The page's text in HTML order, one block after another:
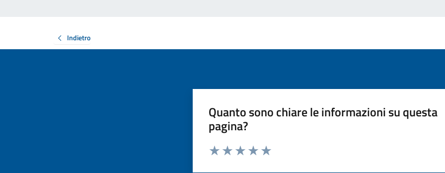
Indietro
Quanto sono chiare le informazioni su questa
pagina?
Valuta da 1 a 5 stelle la pagina